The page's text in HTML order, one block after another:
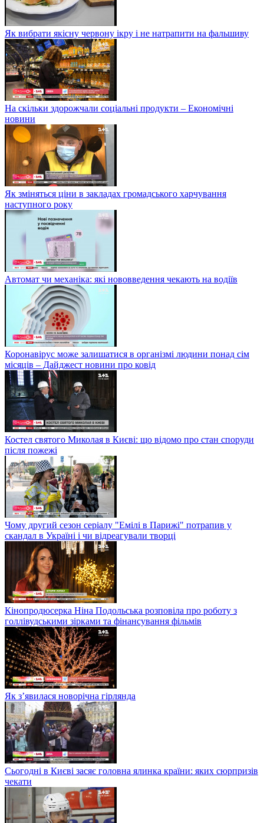
Як вибрати якісну червону ікру і не натрапити на фальшиву
На скільки здорожчали соціальні продукти – Економічні
новини
Як зміняться ціни в закладах громадського харчування
наступного року
Автомат чи механіка: які нововведення чекають на водіїв
Коронавірус може залишатися в організмі людини понад сім
місяців – Дайджест новини про ковід
Костел святого Миколая в Києві: що відомо про стан споруди
після пожежі
Чому другий сезон серіалу "Емілі в Парижі" потрапив у
скандал в Україні і чи відреагували творці
Кінопродюсерка Ніна Подольська розповіла про роботу з
голлівудськими зірками та фінансування фільмів
Як з’явилася новорічна гірлянда
Сьогодні в Києві засяє головна ялинка країни: яких сюрпризів
чекати